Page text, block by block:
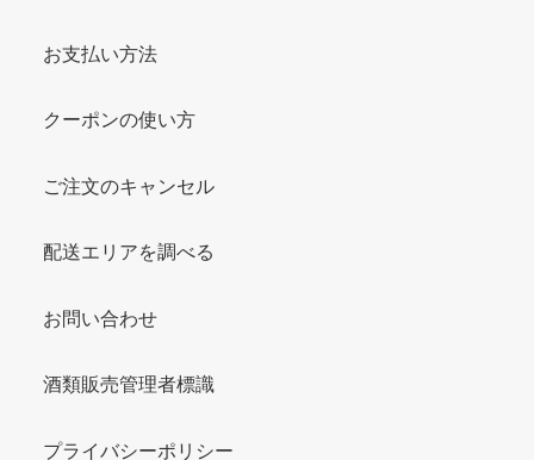
お支払い方法
クーポンの使い方
ご注文のキャンセル
配送エリアを調べる
お問い合わせ
酒類販売管理者標識
プライバシーポリシー